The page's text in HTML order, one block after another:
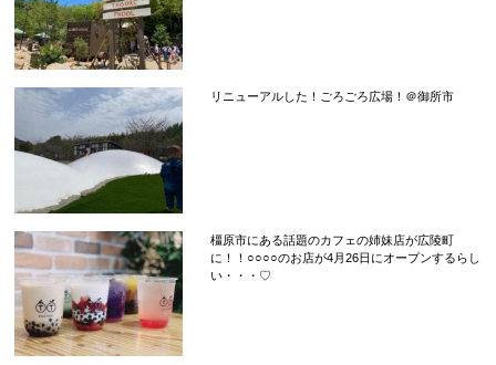
リニューアルした！ごろごろ広場！＠御所市
橿原市にある話題のカフェの姉妹店が広陵町
に！！○○○○のお店が4月26日にオープンするらし
い・・・♡